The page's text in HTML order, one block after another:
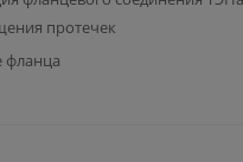
протечек
фланца